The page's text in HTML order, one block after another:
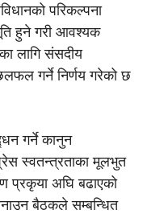
परिकल्पना
हुने गरी आवश्यक
लागि संसदीय
गर्ने निर्णय गरेको छ
गर्ने कानुन
प्रेस स्वतन्त्रताका मूलभुत
प्रकृया अघि बढाएको
बैठकले सम्बन्धित